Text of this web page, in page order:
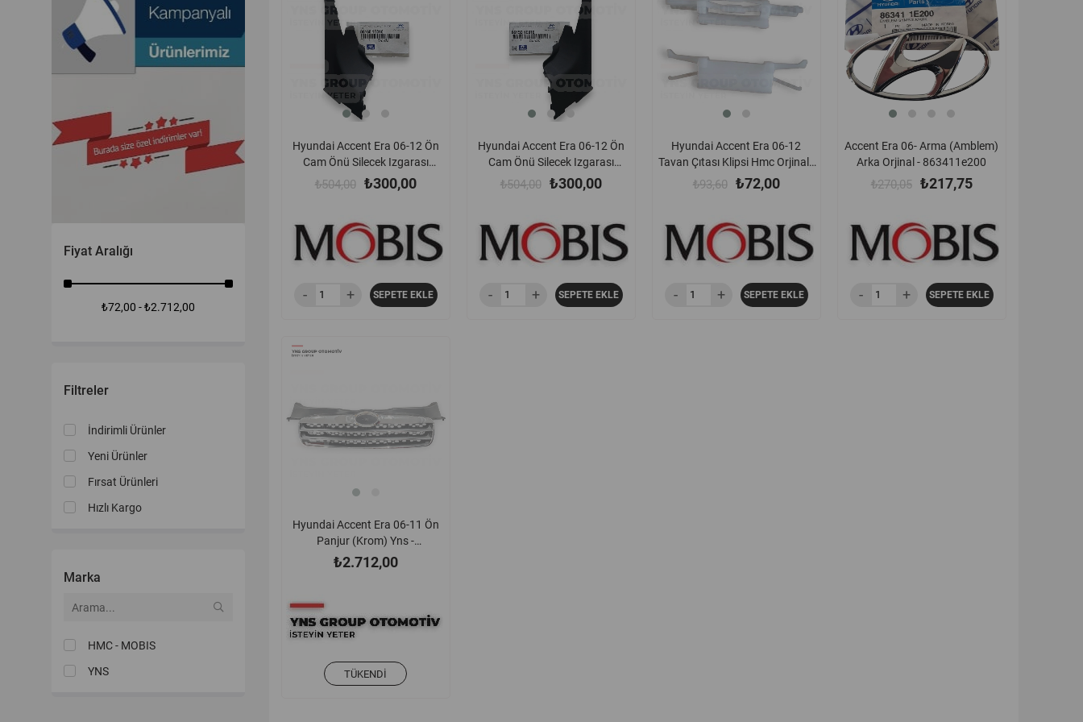
Fiyat Aralığı
₺72,00 - ₺2.712,00
Filtreler
İndirimli Ürünler
Yeni Ürünler
Fırsat Ürünleri
Hızlı Kargo
Marka
HMC - MOBIS
YNS
Hyundai Accent Era 06-12 Ön
Cam Önü Silecek Izgarası
Bakaliti Sağ Hmc Orjinal -
₺300,00
₺504,00
SEPETE EKLE
Hyundai Accent Era 06-12 Ön
Cam Önü Silecek Izgarası
Bakaliti Sol Hmc Orjinal -
₺300,00
₺504,00
SEPETE EKLE
Hyundai Accent Era 06-12
Tavan Çıtası Klipsi Hmc Orjinal -
872351e000
₺72,00
₺93,60
SEPETE EKLE
Accent Era 06- Arma (Amblem)
Arka Orjinal - 863411e200
₺217,75
₺270,05
SEPETE EKLE
Hyundai Accent Era 06-11 Ön
Panjur (Krom) Yns -
863601e100
₺2.712,00
TÜKENDI